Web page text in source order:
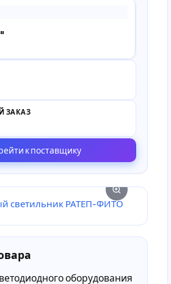
оборудования
ЗАКАЗ
к поставщику